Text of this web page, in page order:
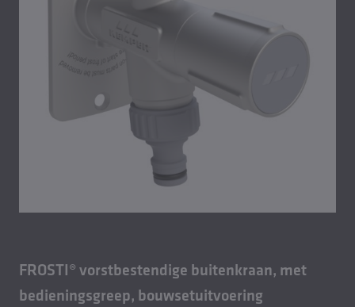
FROSTI® vorstbestendige buitenkraan, met
bedieningsgreep, bouwsetuitvoering